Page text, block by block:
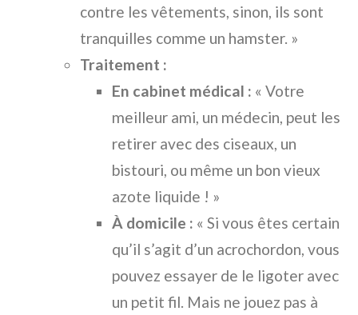
contre les vêtements, sinon, ils sont
tranquilles comme un hamster. »
Traitement :
En cabinet médical : « Votre
meilleur ami, un médecin, peut les
retirer avec des ciseaux, un
bistouri, ou même un bon vieux
azote liquide ! »
À domicile : « Si vous êtes certain
qu’il s’agit d’un acrochordon, vous
pouvez essayer de le ligoter avec
un petit fil. Mais ne jouez pas à